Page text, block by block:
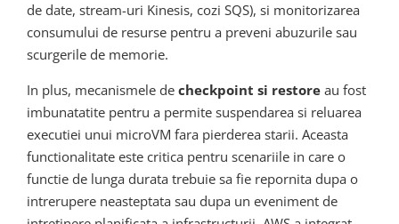
de date, stream-uri Kinesis, cozi SQS), si monitorizarea
consumului de resurse pentru a preveni abuzurile sau
scurgerile de memorie.
In plus, mecanismele de checkpoint si restore au fost
imbunatatite pentru a permite suspendarea si reluarea
executiei unui microVM fara pierderea starii. Aceasta
functionalitate este critica pentru scenariile in care o
functie de lunga durata trebuie sa fie repornita dupa o
intrerupere neasteptata sau dupa un eveniment de